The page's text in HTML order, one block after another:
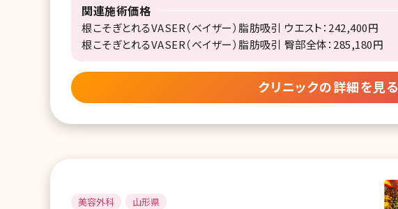
関連施術価格
根こそぎとれるVASER（ベイザー）脂肪吸引 ウエスト：242,400円
根こそぎとれるVASER（ベイザー）脂肪吸引 臀部全体：285,180円
クリニックの詳細を見る
美容外科 山形県